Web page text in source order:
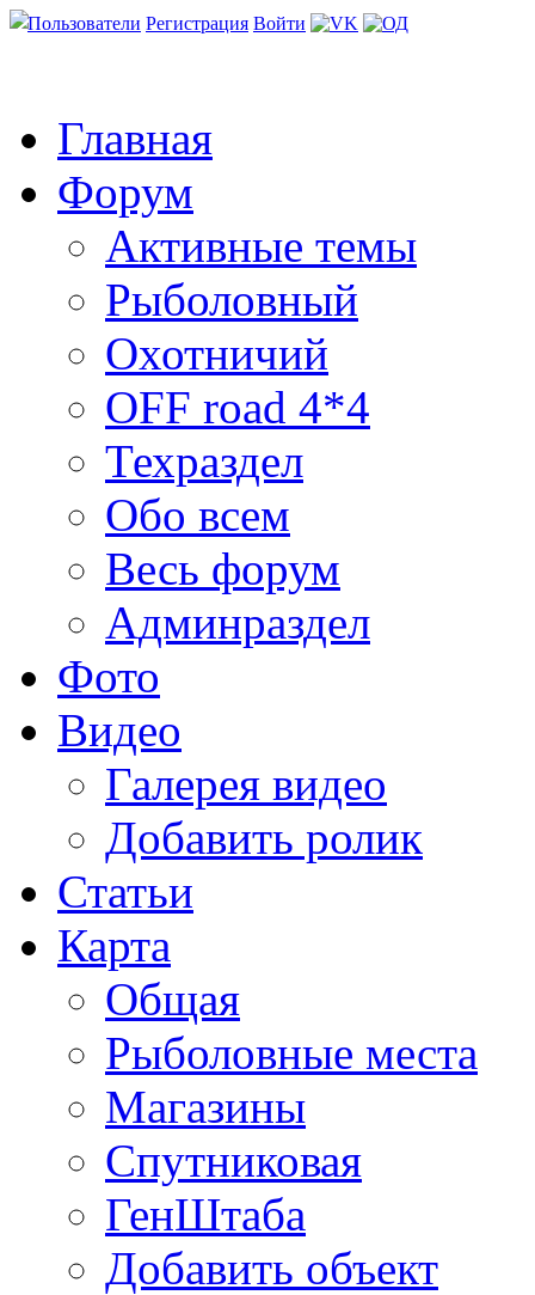
Пользователи Регистрация Войти
Главная
Форум
Активные темы
Рыболовный
Охотничий
OFF road 4*4
Техраздел
Обо всем
Весь форум
Админраздел
Фото
Видео
Галерея видео
Добавить ролик
Статьи
Карта
Общая
Рыболовные места
Магазины
Спутниковая
ГенШтаба
Добавить объект